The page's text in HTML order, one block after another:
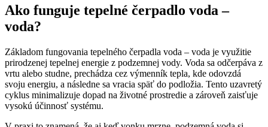
Ako funguje tepelné čerpadlo voda –
voda?
Základom fungovania tepelného čerpadla voda – voda je využitie
prirodzenej tepelnej energie z podzemnej vody. Voda sa odčerpáva z
vrtu alebo studne, prechádza cez výmenník tepla, kde odovzdá
svoju energiu, a následne sa vracia späť do podložia. Tento uzavretý
cyklus minimalizuje dopad na životné prostredie a zároveň zaisťuje
vysokú účinnosť systému.